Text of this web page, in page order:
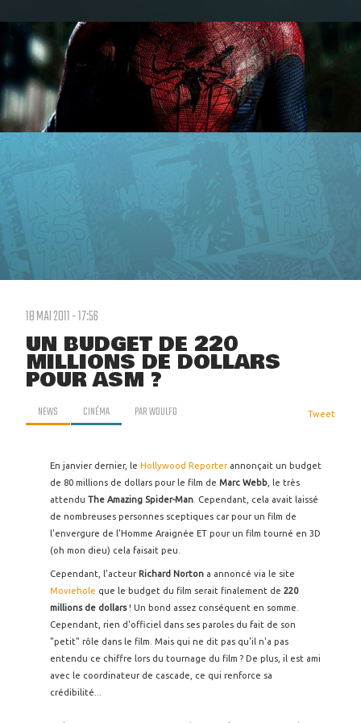
18 MAI 2011 - 17:56
UN BUDGET DE 220
MILLIONS DE DOLLARS
POUR ASM ?
NEWS CINÉMA PARWOULFO Tweet
En janvier dernier, le Hollywood Reporterannonçait un budget
de 80 millions de dollars pour le film de Marc Webb , le très
attendu The Amazing Spider-Man . Cependant, cela avait laissé
de nombreuses personnes sceptiques car pour un film de
l'envergure de l'Homme Araignée ET pour un film tourné en 3D
(oh mon dieu) cela faisait peu.
Cependant, l'acteur Richard Norton a annoncé via le site
Moviehole que le budget du film serait finalement de 220
millions de dollars! Un bond assez conséquent en somme.
Cependant, rien d'officiel dans ses paroles du fait de son
"petit" rôle dans le film. Mais qui ne dit pas qu'il n'a pas
entendu ce chiffre lors du tournage du film ? De plus, il est ami
avec le coordinateur de cascade, ce qui renforce sa
crédibilité...